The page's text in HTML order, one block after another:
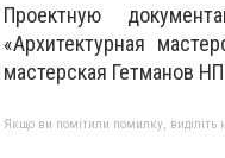
Проектную
«Архитектурная
мастерская Гетманов
Якщо ви помітили помилку, виділіть